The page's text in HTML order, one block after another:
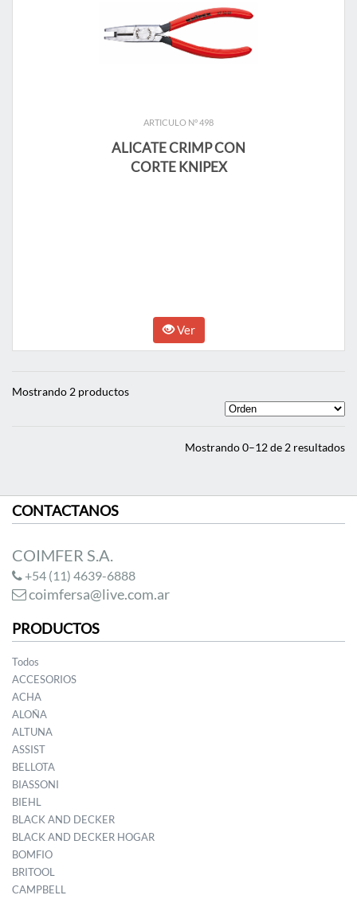
ARTICULO N° 498
ALICATE CRIMP CON
CORTE KNIPEX
Ver
Mostrando 2 productos
Mostrando 0–12 de 2 resultados
CONTACTANOS
COIMFER S.A.
+54 (11) 4639-6888
coimfersa@live.com.ar
PRODUCTOS
Todos
ACCESORIOS
ACHA
ALOÑA
ALTUNA
ASSIST
BELLOTA
BIASSONI
BIEHL
BLACK AND DECKER
BLACK AND DECKER HOGAR
BOMFIO
BRITOOL
CAMPBELL